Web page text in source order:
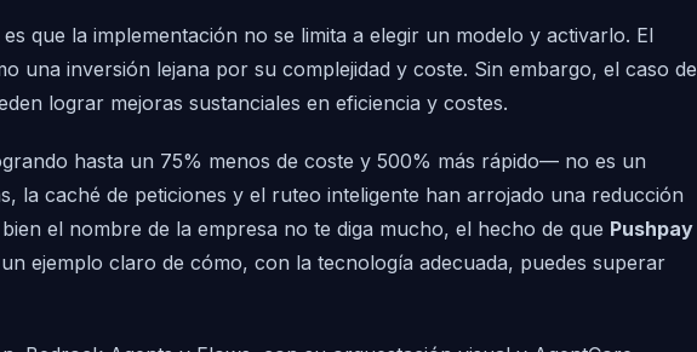
que la implementación no se limita a elegir un modelo y activarlo. El
una inversión lejana por su complejidad y coste. Sin embargo, el caso de
lograr mejoras sustanciales en eficiencia y costes.
hasta un 75% menos de coste y 500% más rápido— no es un
la caché de peticiones y el ruteo inteligente han arrojado una reducción
el nombre de la empresa no te diga mucho, el hecho de que Pushpay
ejemplo claro de cómo, con la tecnología adecuada, puedes superar